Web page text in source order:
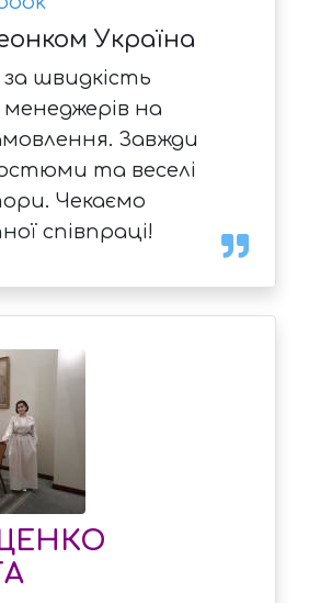
Україна
швидкість
менеджерів на
Завжди
та веселі
Чекаємо
співпраці!